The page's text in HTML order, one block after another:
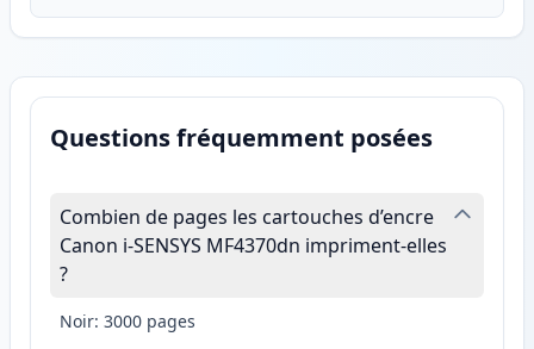
Questions fréquemment posées
Combien de pages les cartouches d’encre
Canon i-SENSYS MF4370dn impriment-elles
?
Noir: 3000 pages